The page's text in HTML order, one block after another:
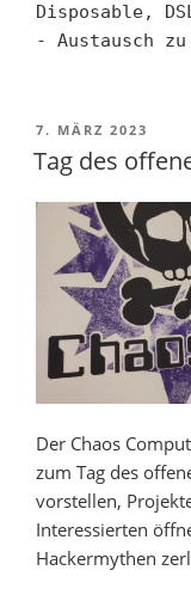
Disposable,
- Austausch zu
VERÖFFENTLICHT
AM
7. MÄRZ 2023
Tag des
Der Chaos
zum Tag des
vorstellen,
Interessierten
Hackermythen